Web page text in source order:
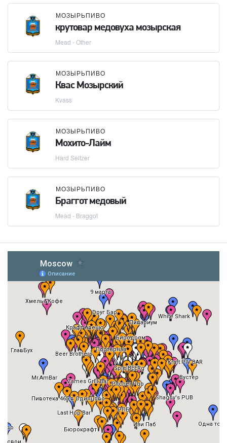
МОЗЫРЬПИВО
крутовар медовуха мозырская
Mead - Other
МОЗЫРЬПИВО
Квас Мозырский
Kvass
МОЗЫРЬПИВО
Мохито-Лайм
Hard Seltzer
МОЗЫРЬПИВО
Браггот медовый
Mead - Braggot